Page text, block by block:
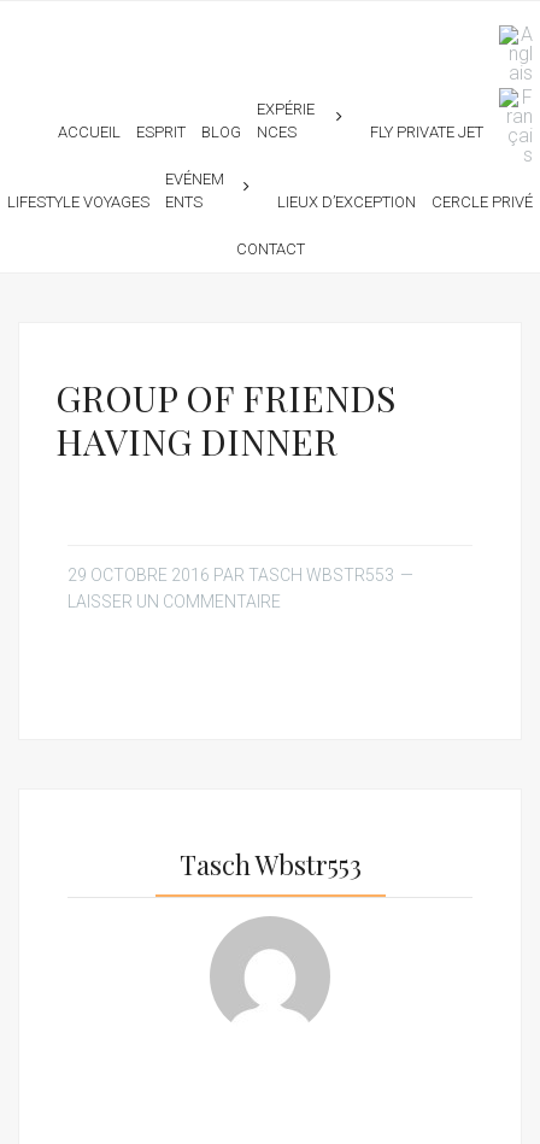
ACCUEIL ESPRIT BLOG
EXPÉRIE
NCES
FLY PRIVATE JET
LIFESTYLE VOYAGES
EVÉNEM
ENTS
LIEUX D’EXCEPTION CERCLE PRIVÉ
CONTACT
GROUP OF FRIENDS
HAVING DINNER
29 OCTOBRE 2016 PAR TASCH WBSTR553
LAISSER UN COMMENTAIRE
Tasch Wbstr553